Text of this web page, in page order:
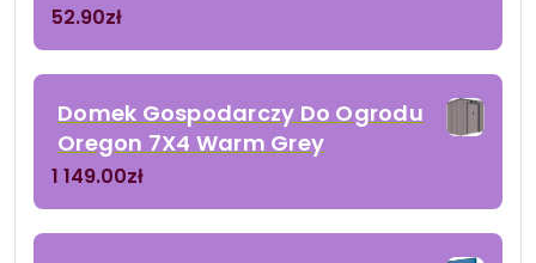
52.90zł
Domek Gospodarczy Do Ogrodu
Oregon 7X4 Warm Grey
1 149.00zł